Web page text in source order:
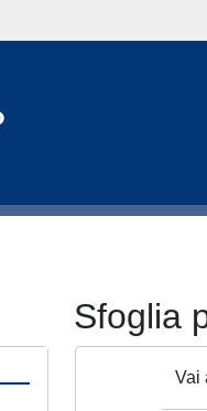
Sfoglia
Vai